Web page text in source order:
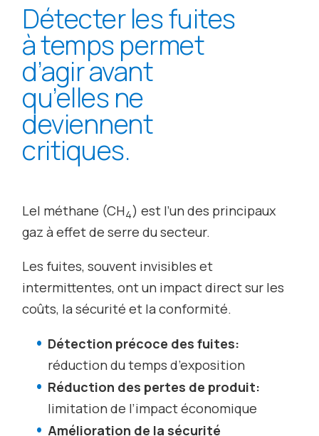
Détecter les fuites
à temps permet
d’agir avant
qu’elles ne
deviennent
critiques.
Lel méthane (CH4) est l’un des principaux
gaz à effet de serre du secteur.
Les fuites, souvent invisibles et
intermittentes, ont un impact direct sur les
coûts, la sécurité et la conformité.
Détection précoce des fuites:
réduction du temps d’exposition
Réduction des pertes de produit:
limitation de l’impact économique
Amélioration de la sécurité